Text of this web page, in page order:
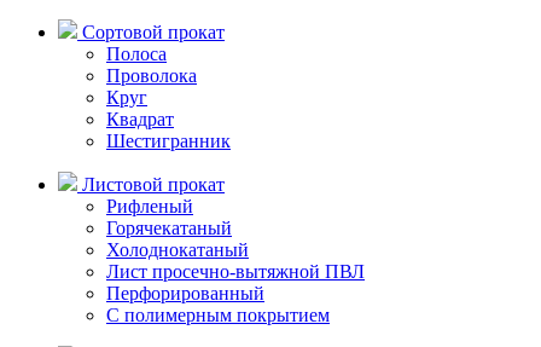
Сортовой прокат
Полоса
Проволока
Круг
Квадрат
Шестигранник
Листовой прокат
Рифленый
Горячекатаный
Холоднокатаный
Лист просечно-вытяжной ПВЛ
Перфорированный
C полимерным покрытием